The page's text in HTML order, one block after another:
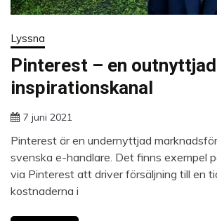
Lyssna
Pinterest – en outnyttjad
inspirationskanal
7 juni 2021
Pinterest är en undernyttjad
svenska e-handlare. Det finns exempel
via Pinterest att driver försäljning till en
kostnaderna i